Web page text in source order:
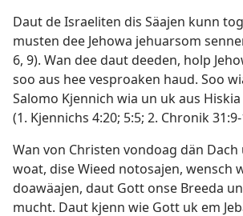
Daut de Israeliten dis Säajen kunn
musten dee Jehowa jehuarsom
6, 9). Wan dee daut deeden, holp
soo aus hee vesproaken haud. Soo
Salomo Kjennich wia un uk aus
(1. Kjennichs 4:20; 5:5; 2. Chronik
Wan von Christen vondoag dän
woat, dise Wieed notosajen, wensch
doawäajen, daut Gott onse Breeda
mucht. Daut kjenn wie Gott uk em